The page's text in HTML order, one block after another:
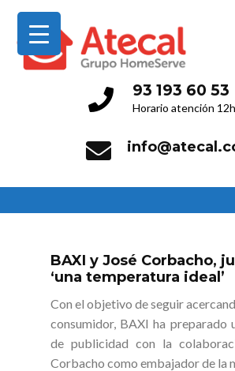
93 193 60 53
Horario atención
BAXI y José Corbacho,
‘una temperatura ideal’
Con el objetivo de seguir
consumidor, BAXI ha preparado
de publicidad con la
Corbacho como embajador de la